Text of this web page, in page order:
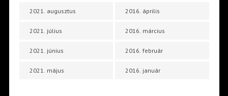
2021. augusztus
2021. július
2021. június
2021. május
2016. április
2016. március
2016. február
2016. január